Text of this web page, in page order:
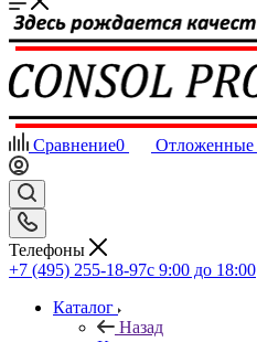
Сравнение0 Отложенные
Телефоны
+7 (495) 255-18-97с 9:00 до 18:00
Каталог
Назад